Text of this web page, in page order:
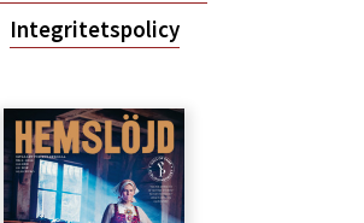
Integritetspolicy